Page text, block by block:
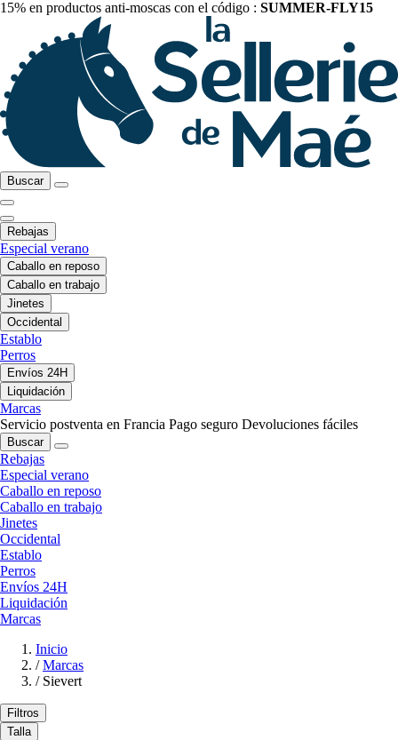
15% en productos anti-moscas con el código : SUMMER-FLY15
Buscar
Rebajas
Especial verano
Caballo en reposo
Caballo en trabajo
Jinetes
Occidental
Establo
Perros
Envíos 24H
Liquidación
Marcas
Servicio postventa en Francia Pago seguro Devoluciones fáciles
Buscar
Rebajas
Especial verano
Caballo en reposo
Caballo en trabajo
Jinetes
Occidental
Establo
Perros
Envíos 24H
Liquidación
Marcas
Inicio
/ Marcas
/ Sievert
Filtros
Talla